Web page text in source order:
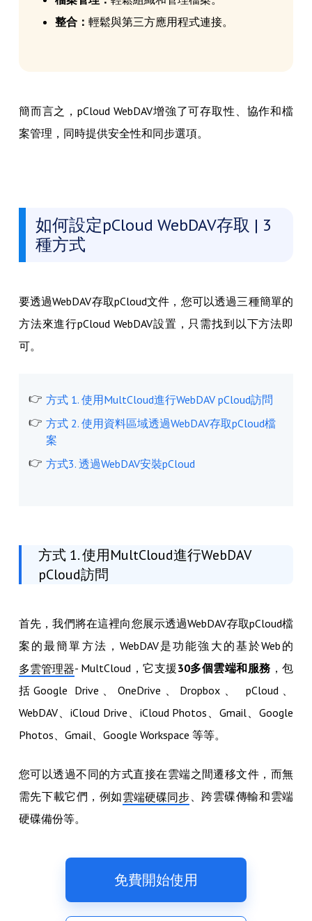
整合： 輕鬆與第三方應用程式連接。
簡而言之，pCloud WebDAV增強了可存取性、協作和檔
案管理，同時提供安全性和同步選項。
如何設定pCloud WebDAV存取 | 3
種方式
要透過WebDAV存取pCloud文件，您可以透過三種簡單的
方法來進行pCloud WebDAV設置，只需找到以下方法即
可。
方式 1. 使用MultCloud進行WebDAV pCloud訪問
方式 2. 使用資料區域透過WebDAV存取pCloud檔
案
方式3. 透過WebDAV安裝pCloud
方式 1. 使用MultCloud進行WebDAV
pCloud訪問
首先，我們將在這裡向您展示透過WebDAV存取pCloud檔
案的最簡單方法，WebDAV是功能強大的基於Web的
多雲管理器- MultCloud，它支援30多個雲端和服務 ，包
括Google Drive、OneDrive、Dropbox、 pCloud、
WebDAV、iCloud Drive、iCloud Photos、Gmail、Google
Photos、Gmail、Google Workspace 等等。
您可以透過不同的方式直接在雲端之間遷移文件，而無
需先下載它們，例如雲端硬碟同步、跨雲碟傳輸和雲端
硬碟備份等。
免費開始使用